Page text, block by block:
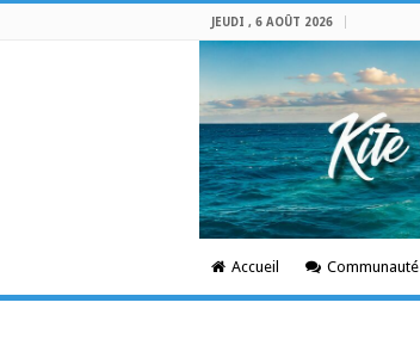
JEUDI , 6 AOÛT 2026
Accueil Communauté